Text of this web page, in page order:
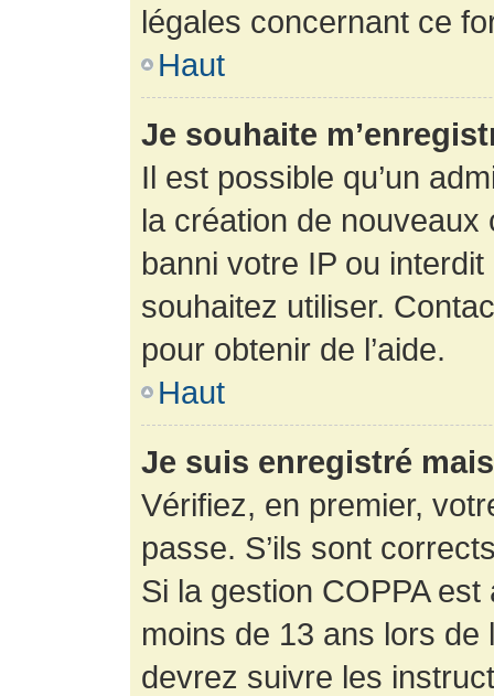
légales concernant ce
Haut
Je souhaite
Il est possible qu’un
la création de
banni votre IP ou
souhaitez utiliser.
pour obtenir de l’aide.
Haut
Je suis enregistré
Vérifiez, en premier,
passe. S’ils sont
Si la gestion COPPA
moins de 13 ans lors de
devrez suivre les